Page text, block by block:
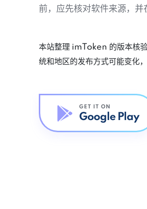
前，应先核对软件来源，并
本站整理 imToken 的版本核
统和地区的发布方式可能变化
GET IT ON
Google Play